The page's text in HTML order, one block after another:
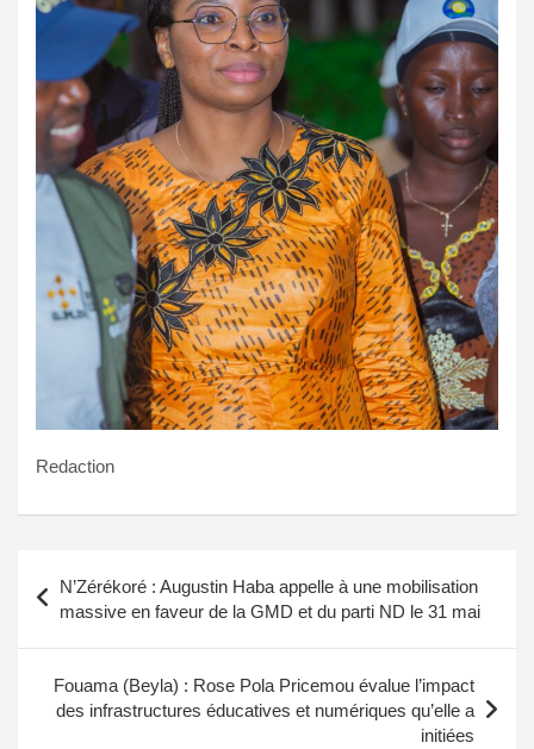
Redaction
de
l’article
N’Zérékoré : Augustin Haba appelle à une mobilisation
massive en faveur de la GMD et du parti ND le 31 mai
Fouama (Beyla) : Rose Pola Pricemou évalue l’impact
des infrastructures éducatives et numériques qu’elle a
initiées